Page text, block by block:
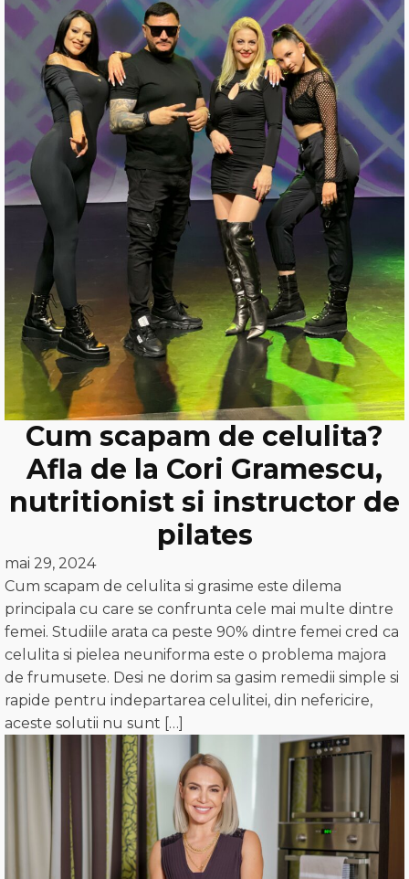
Cum scapam de celulita?
Afla de la Cori Gramescu,
nutritionist si instructor de
pilates
mai 29, 2024
Cum scapam de celulita si grasime este dilema
principala cu care se confrunta cele mai multe dintre
femei. Studiile arata ca peste 90% dintre femei cred ca
celulita si pielea neuniforma este o problema majora
de frumusete. Desi ne dorim sa gasim remedii simple si
rapide pentru indepartarea celulitei, din nefericire,
aceste solutii nu sunt […]